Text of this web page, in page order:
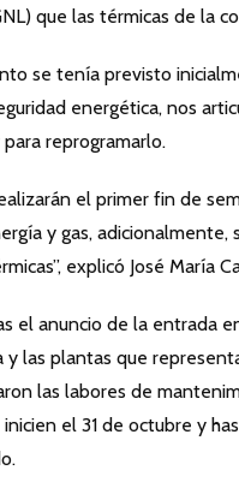
que las térmicas de la
se tenía previsto
energética, nos
reprogramarlo.
el primer fin de
y gas,
explicó José María
el anuncio de la entrada
y las plantas que
las labores de
el 31 de octubre y